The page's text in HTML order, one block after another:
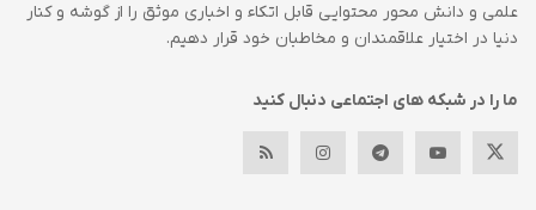
علمی و دانش محور محتوایی قابل اتکاء و اخباری موثق را از گوشه و کنار
دنیا در اختیار علاقمندان و مخاطبان خود قرار دهیم.
ما را در شبکه های اجتماعی دنبال کنید